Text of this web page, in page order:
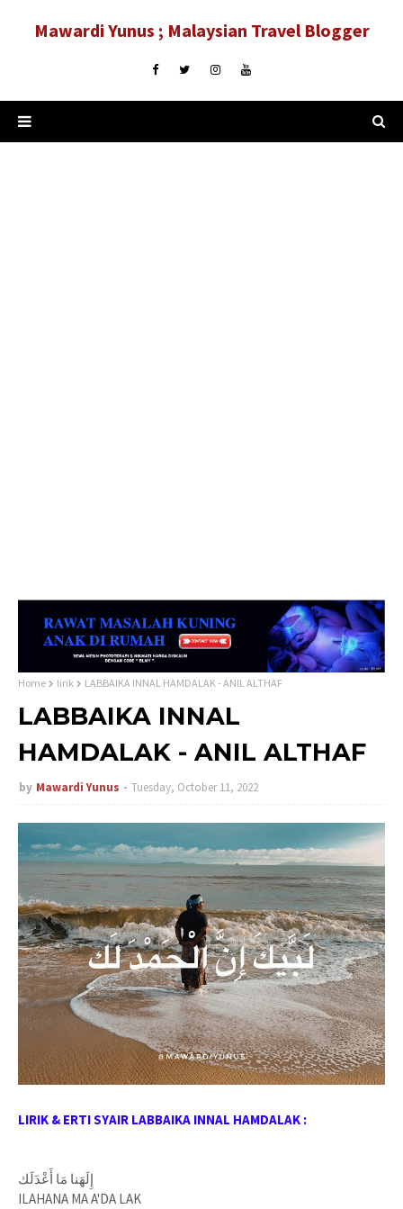
Mawardi Yunus ; Malaysian Travel Blogger
Home lirik LABBAIKA INNAL HAMDALAK - ANIL ALTHAF
LABBAIKA INNAL
HAMDALAK - ANIL ALTHAF
by Mawardi Yunus Tuesday, October 11, 2022
LIRIK & ERTI SYAIR LABBAIKA INNAL HAMDALAK :
إِلَهَنا مَا أَعْدَلَك
ILAHANA MA A'DA LAK